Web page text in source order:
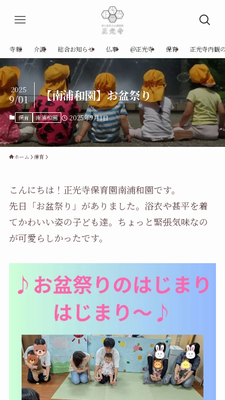
寺報 介護 総合お知らせ 仏事 @正光寺 保育 正光寺内観
【南浦和園】お盆祭り
2025
9/01
保育 南浦和園 2025年9月1日
ホーム 保育
こんにちは！正光寺保育園南浦和園です。
先日「お盆祭り」がありました。浴衣や甚平を着
てかわいい姿の子ども達。ちょっと緊張気味なの
が可愛らしかったです。